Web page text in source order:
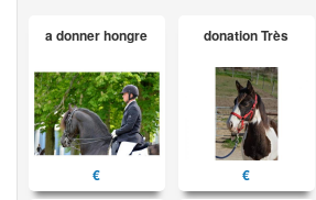
a donner hongre
€
donation Très
€